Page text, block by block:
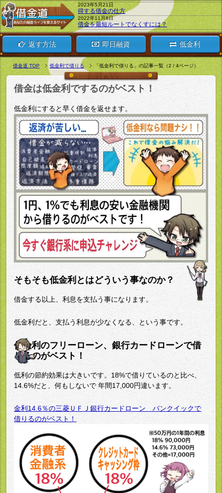
2023年5月21日
得する借金の仕方
2022年11月8日
借金を最短ルートでなくすには？
返す方法 即日融資 低金利
借金道 TOP 低金利で借りる 「低金利で借りる」の記事一覧（2 / 4ページ）
借金は低金利でするのがベスト！
低金利にすると早く借金を返せます。
そもそも低金利とはどういう事なのか？
借金する以上、利息を支払う事になります。
低金利だと、支払う利息が少なくなる、という事です。
低金利のフリーローン、銀行カードローンで借
りるのがベスト！
低利の節約効果は大きいです。18%で借りているのと比べ、
14.6%だと、何もしないで 年間17,000円違います。
金利14.6％の三菱ＵＦＪ銀行カードローン バンクイックで
借りるのがベスト！